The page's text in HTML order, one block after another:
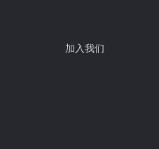
加入我们